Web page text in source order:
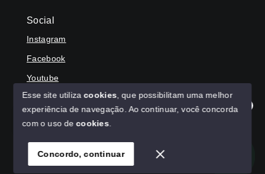
Olá! Agradecemos seu contato, como podemos ajudar?
Social
Instagram
Facebook
Youtube
© Copyright 2026 - HAGA IMÓVEIS - Todos os direitos
SITE PARA IMOBILIARIA
Esse site utilizacookies , que possibilitam uma melhor
experiência de navegação. Ao continuar, você concorda
com o uso decookies
Concordo, continuar